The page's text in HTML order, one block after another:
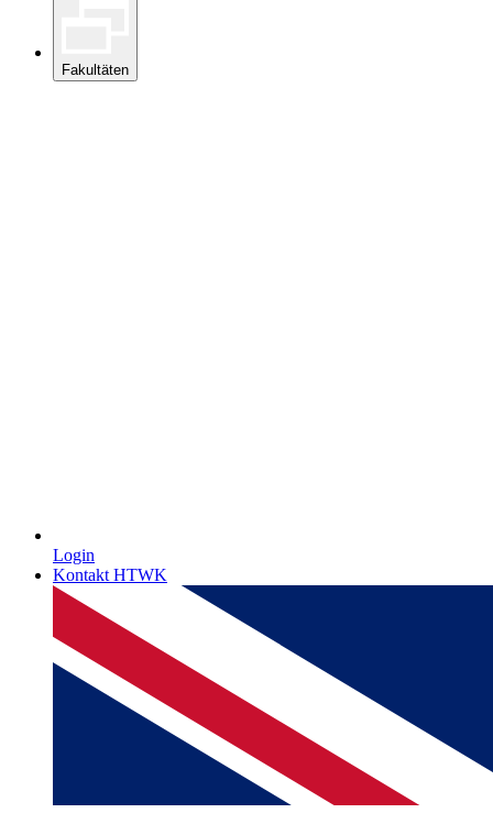
Fakultäten
Login
Kontakt HTWK